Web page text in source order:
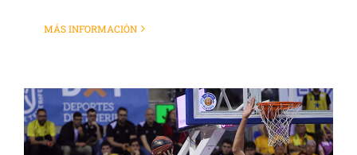
MÁS INFORMACIÓN